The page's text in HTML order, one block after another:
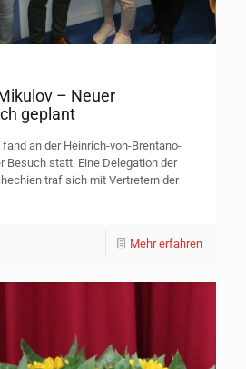
– Neuer
geplant
an der Heinrich-von-Brentano-
Besuch statt. Eine Delegation der
traf sich mit Vertretern der
Mehr erfahren